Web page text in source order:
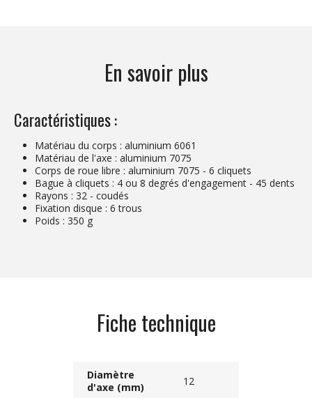
En savoir plus
Caractéristiques :
Matériau du corps : aluminium 6061
Matériau de l'axe : aluminium 7075
Corps de roue libre : aluminium 7075 - 6 cliquets
Bague à cliquets : 4 ou 8 degrés d'engagement - 45 dents
Rayons : 32 - coudés
Fixation disque : 6 trous
Poids : 350 g
Fiche technique
Diamètre
d'axe (mm)
12